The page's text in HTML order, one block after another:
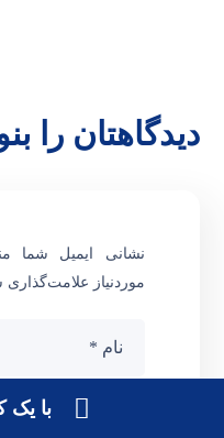
دیدگاهتان را
نشانی ایمیل شما
موردنیاز
با یک